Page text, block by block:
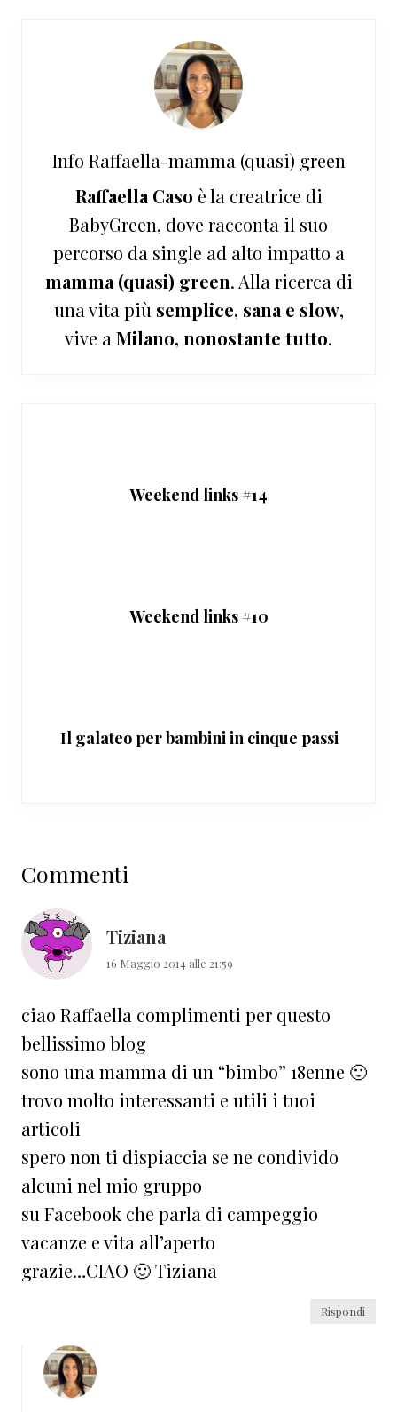
Info Raffaella-mamma (quasi) green
Raffaella Caso è la creatrice di
BabyGreen, dove racconta il suo
percorso da single ad alto impatto a
mamma (quasi) green. Alla ricerca di
una vita più semplice, sana e slow,
vive a Milano, nonostante tutto.
Weekend links #14
Weekend links #10
Il galateo per bambini in cinque passi
del
lettore
Commenti
Tiziana
16 Maggio 2014 alle 21:59
ciao Raffaella complimenti per questo
bellissimo blog
sono una mamma di un “bimbo” 18enne 🙂
trovo molto interessanti e utili i tuoi
articoli
spero non ti dispiaccia se ne condivido
alcuni nel mio gruppo
su Facebook che parla di campeggio
vacanze e vita all’aperto
grazie…CIAO 🙂 Tiziana
Rispondi